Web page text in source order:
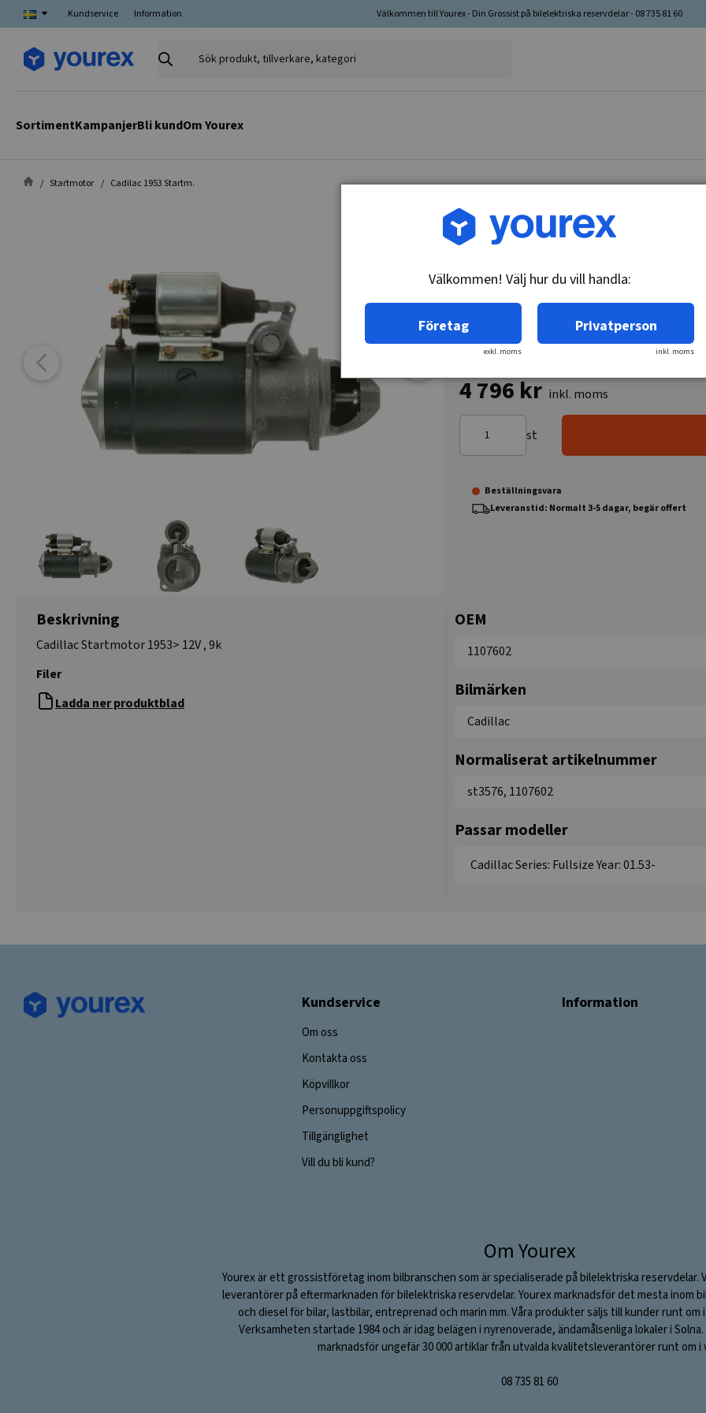
Kundservice Information Välkommen till Yourex - Din Grossist på bilelektriska reservdelar - 08 735 81 60
Sök
SortimentKampanjerBli kundOm Yourex
Startmotor Cadilac 1953 Startm.
Artikelnr: ST-3576
4 796 kr inkl. moms
st
Beställningsvara
Leveranstid: Normalt 3-5 dagar, begär offert
Beskrivning
Cadillac Startmotor 1953> 12V , 9k
Filer
Ladda ner produktblad
OEM
1107602
Bilmärken
Cadillac
Normaliserat artikelnummer
st3576, 1107602
Passar modeller
Cadillac Series: Fullsize Year: 01.53-
Kundservice
Om oss
Kontakta oss
Köpvillkor
Personuppgiftspolicy
Tillgänglighet
Vill du bli kund?
Information
Om Yourex
Yourex är ett grossistföretag inom bilbranschen som är specialiserade på bilelektriska reservdelar.
leverantörer på eftermarknaden för bilelektriska reservdelar. Yourex marknadsför det mesta inom
och diesel för bilar, lastbilar, entreprenad och marin mm. Våra produkter säljs till kunder runt om
Verksamheten startade 1984 och är idag belägen i nyrenoverade, ändamålsenliga lokaler i Solna.
marknadsför ungefär 30 000 artiklar från utvalda kvalitetsleverantörer runt om i
08 735 81 60
Välkommen! Välj hur du vill handla:
Företag
exkl. moms
Privatperson
inkl. moms